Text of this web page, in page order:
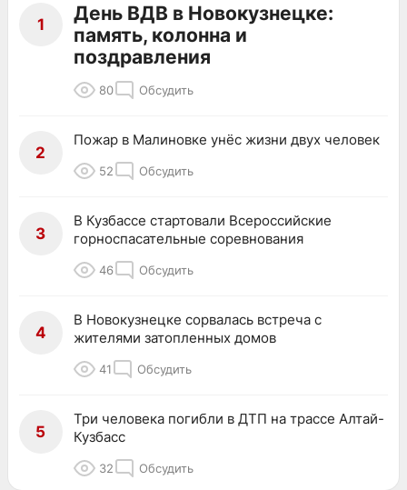
1
День ВДВ в Новокузнецке:
память, колонна и
поздравления
80 Обсудить
2
Пожар в Малиновке унёс жизни двух человек
52 Обсудить
3
В Кузбассе стартовали Всероссийские
горноспасательные соревнования
46 Обсудить
4
В Новокузнецке сорвалась встреча с
жителями затопленных домов
41 Обсудить
5
Три человека погибли в ДТП на трассе Алтай-
Кузбасс
32 Обсудить